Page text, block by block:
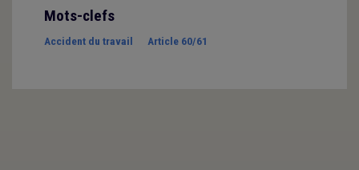
Mots-clefs
Accident du travail Article 60/61